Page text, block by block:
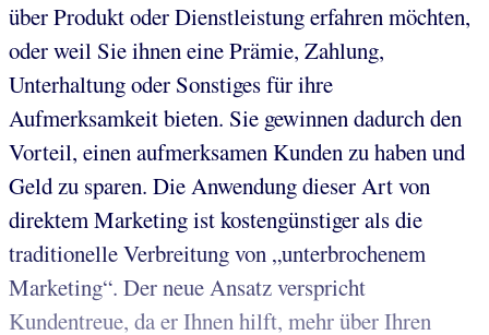
über Produkt oder Dienstleistung erfahren möchten,
oder weil Sie ihnen eine Prämie, Zahlung,
Unterhaltung oder Sonstiges für ihre
Aufmerksamkeit bieten. Sie gewinnen dadurch den
Vorteil, einen aufmerksamen Kunden zu haben und
Geld zu sparen. Die Anwendung dieser Art von
direktem Marketing ist kostengünstiger als die
traditionelle Verbreitung von „unterbrochenem
Marketing“. Der neue Ansatz verspricht
Kundentreue, da er Ihnen hilft, mehr über Ihren